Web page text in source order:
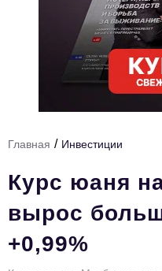
Регулирование
Премия "Тульский Бизнес"
История тульского
Тема номера
HR
Персона номера
Главная / Инвестиции
Курс юаня
вырос
+0,99%